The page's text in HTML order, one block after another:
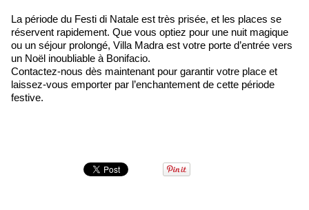
La période du Festi di Natale est très prisée, et les places se
réservent rapidement. Que vous optiez pour une nuit magique
ou un séjour prolongé, Villa Madra est votre porte d’entrée vers
un Noël inoubliable à Bonifacio.
Contactez-nous dès maintenant pour garantir votre place et
laissez-vous emporter par l’enchantement de cette période
festive.